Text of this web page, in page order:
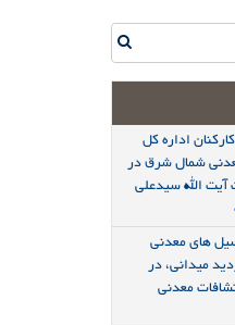
اداره کل
شمال شرق در
الله سیدعلی
های معدنی
میدانی، در
معدنی